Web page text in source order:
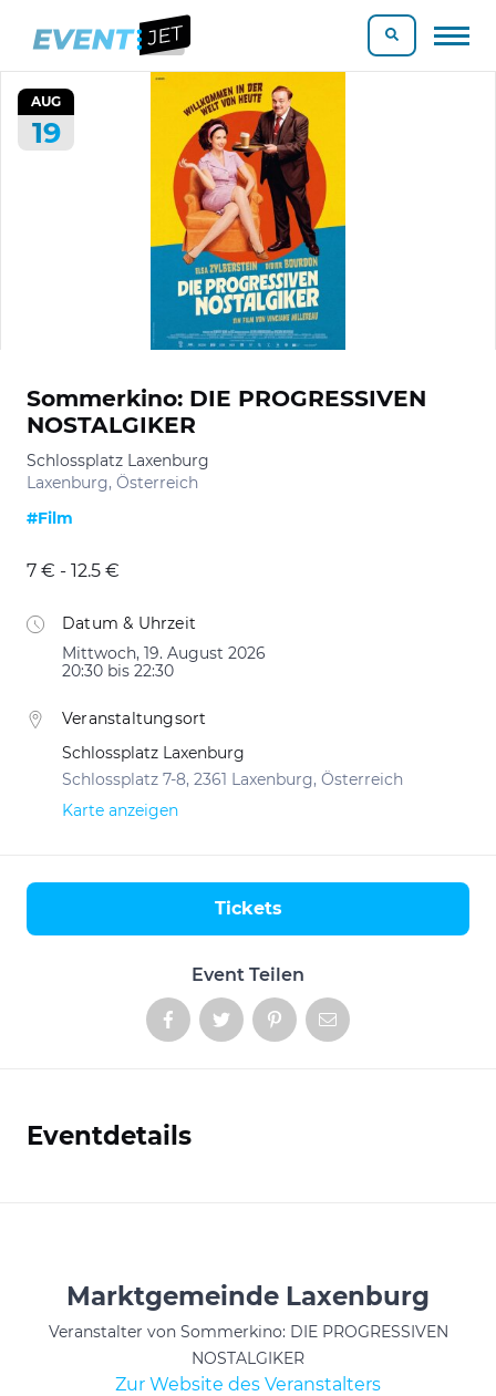
AUG
19
Sommerkino: DIE PROGRESSIVEN
NOSTALGIKER
Schlossplatz Laxenburg
Laxenburg, Österreich
#Film
7 € - 12.5 €
Datum & Uhrzeit
Mittwoch, 19. August 2026
20:30 bis 22:30
Veranstaltungsort
Schlossplatz Laxenburg
Schlossplatz 7-8, 2361 Laxenburg, Österreich
Karte anzeigen
Event Teilen
Tickets
Eventdetails
Marktgemeinde Laxenburg
Veranstalter von Sommerkino: DIE PROGRESSIVEN
NOSTALGIKER
Zur Website des Veranstalters